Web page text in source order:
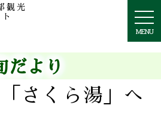
MENU
観光
だより
さくら湯」へ